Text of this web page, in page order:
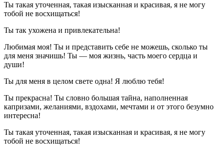
Ты такая уточенная, такая изысканная и красивая, я не могу
тобой не восхищаться!
Ты так ухожена и привлекательна!
Любимая моя! Ты и представить себе не можешь, сколько ты
для меня значишь! Ты — моя жизнь, часть моего сердца и
души!
Ты для меня в целом свете одна! Я люблю тебя!
Ты прекрасна! Ты словно большая тайна, наполненная
капризами, желаниями, вздохами, мечтами и от этого безумно
интересна!
Ты такая уточенная, такая изысканная и красивая, я не могу
тобой не восхищаться!